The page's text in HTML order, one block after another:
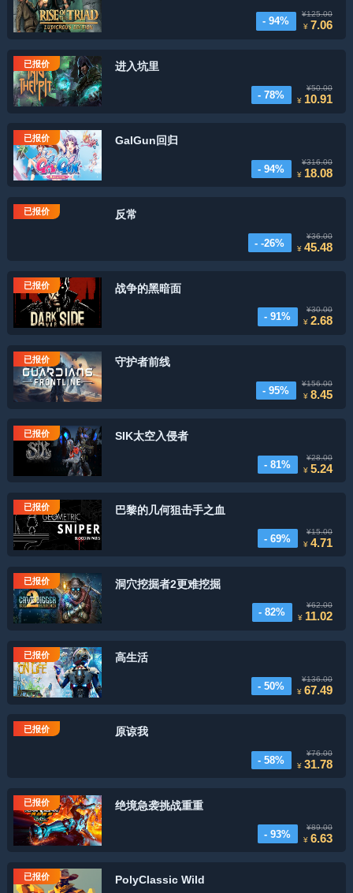
- 94%
¥125.00
¥ 7.06
已报价 进入坑里
- 78%
¥50.00
¥ 10.91
已报价 GalGun回归
- 94%
¥316.00
¥ 18.08
已报价 反常
- -26%
¥36.00
¥45.48
已报价 战争的黑暗面
- 91%
¥30.00
¥2.68
已报价 守护者前线
- 95%
¥156.00
¥8.45
已报价 SIK太空入侵者
- 81%
¥28.00
¥5.24
已报价 巴黎的几何狙击手之血
- 69%
¥15.00
¥4.71
已报价 洞穴挖掘者2更难挖掘
- 82%
¥62.00
¥ 11.02
已报价 高生活
- 50%
¥136.00
¥67.49
已报价 原谅我
- 58%
¥76.00
¥31.78
已报价 绝境急袭挑战重重
- 93%
¥89.00
¥6.63
已报价 PolyClassic Wild